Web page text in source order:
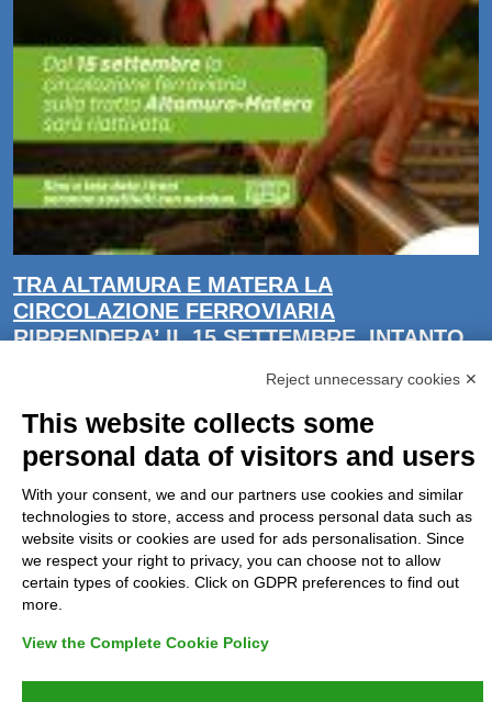
TRA ALTAMURA E MATERA LA
CIRCOLAZIONE FERROVIARIA
RIPRENDERA’ IL 15 SETTEMBRE. INTANTO
La ripresa della circolazione ferroviaria sulla tratta Altamura –
Matera è posticipata al 15 settembre prossimo. I lavori di rinnovo
<< Pagina precedente
Reject unnecessary cookies ✕
This website collects some
personal data of visitors and users
With your consent, we and our partners use cookies and similar
technologies to store, access and process personal data such as
website visits or cookies are used for ads personalisation. Since
we respect your right to privacy, you can choose not to allow
certain types of cookies. Click on GDPR preferences to find out
more.
View the Complete Cookie Policy